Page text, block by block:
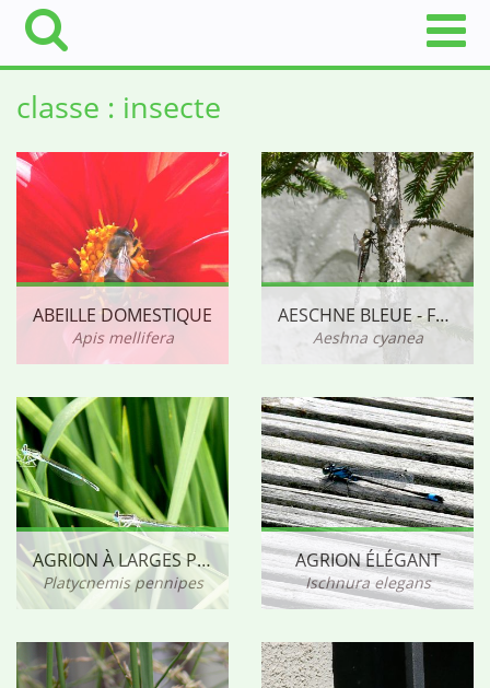
classe : insecte
ABEILLE DOMESTIQUE
Apis mellifera
AESCHNE BLEUE - FEMELLE
Aeshna cyanea
AGRION À LARGES PATTES - MÂLE
Platycnemis pennipes
AGRION ÉLÉGANT
Ischnura elegans